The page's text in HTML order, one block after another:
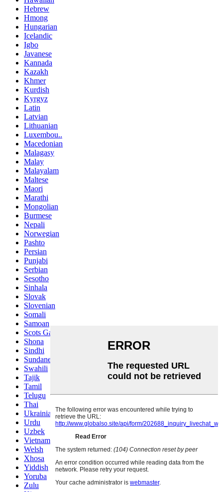
Hebrew
Hmong
Hungarian
Icelandic
Igbo
Javanese
Kannada
Kazakh
Khmer
Kurdish
Kyrgyz
Latin
Latvian
Lithuanian
Luxembou..
Macedonian
Malagasy
Malay
Malayalam
Maltese
Maori
Marathi
Mongolian
Burmese
Nepali
Norwegian
Pashto
Persian
Punjabi
Serbian
Sesotho
Sinhala
Slovak
Slovenian
Somali
Samoan
Scots Gaelic
Shona
Sindhi
Sundanese
Swahili
Tajik
Tamil
Telugu
Thai
Ukrainian
Urdu
Uzbek
Vietnamese
Welsh
Xhosa
Yiddish
Yoruba
Zulu